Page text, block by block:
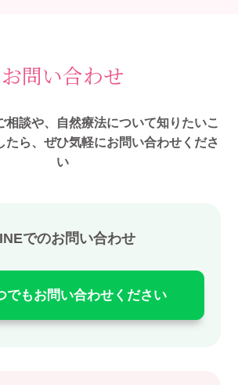
お問い合わせ
相談や、自然療法について知りたいこ
たら、ぜひ気軽にお問い合わせくださ
い
でのお問い合わせ
でもお問い合わせください